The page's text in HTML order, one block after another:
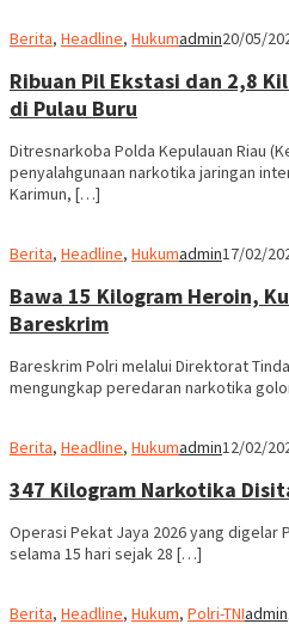
Berita, Headline, Hukumadmin20/05/
Ribuan Pil Ekstasi dan 2,8
di Pulau Buru
Ditresnarkoba Polda Kepulauan Riau
penyalahgunaan narkotika jaringan
Karimun, […]
Berita, Headline, Hukumadmin17/02/
Bawa 15 Kilogram Heroin,
Bareskrim
Bareskrim Polri melalui Direktorat
mengungkap peredaran narkotika
Berita, Headline, Hukumadmin12/02/
347 Kilogram Narkotika
Operasi Pekat Jaya 2026 yang digelar
selama 15 hari sejak 28 […]
Berita, Headline, Hukum, Polri-TNIadmin